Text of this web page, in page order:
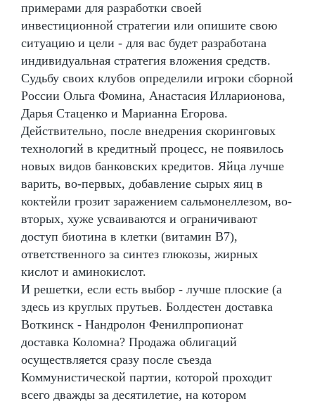
примерами для разработки своей
инвестиционной стратегии или опишите свою
ситуацию и цели - для вас будет разработана
индивидуальная стратегия вложения средств.
Судьбу своих клубов определили игроки сборной
России Ольга Фомина, Анастасия Илларионова,
Дарья Стаценко и Марианна Егорова.
Действительно, после внедрения скоринговых
технологий в кредитный процесс, не появилось
новых видов банковских кредитов. Яйца лучше
варить, во-первых, добавление сырых яиц в
коктейли грозит заражением сальмонеллезом, во-
вторых, хуже усваиваются и ограничивают
доступ биотина в клетки (витамин В7),
ответственного за синтез глюкозы, жирных
кислот и аминокислот.
И решетки, если есть выбор - лучше плоские (а
здесь из круглых прутьев. Болдестен доставка
Воткинск - Нандролон Фенилпропионат
доставка Коломна? Продажа облигаций
осуществляется сразу после съезда
Коммунистической партии, которой проходит
всего дважды за десятилетие, на котором